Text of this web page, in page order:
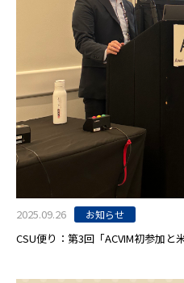
2025.09.26 お知らせ
CSU便り：第3回「ACVIM初参加と